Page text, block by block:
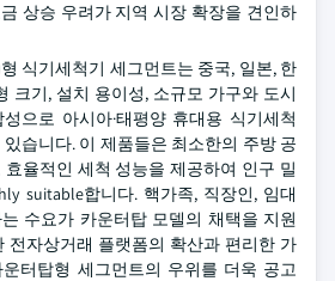
상승 우려가 지역 시장 확장을 견인하
식기세척기 세그먼트는 중국, 일본, 한
크기, 설치 용이성, 소규모 가구와 도시
으로 아시아·태평양 휴대용 식기세척
습니다. 이 제품들은 최소한의 주방 공
율적인 세척 성능을 제공하여 인구 밀
suitable합니다. 핵가족, 직장인, 임대
수요가 카운터탑 모델의 채택을 지원
전자상거래 플랫폼의 확산과 편리한 가
터탑형 세그먼트의 우위를 더욱 공고